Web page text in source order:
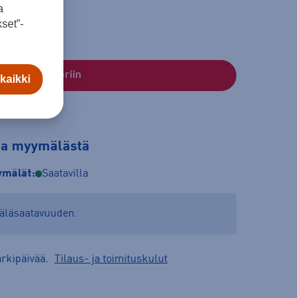
Lisää ostoskoriin
myymälästä
Saatavilla
Tilaus- ja toimituskulut